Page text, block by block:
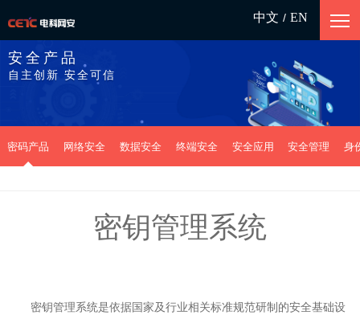
中文 / EN
安全产品
自主创新 安全可信
密码产品 网络安全 数据安全 终端安全 安全应用 安全管理 身
密钥管理系统
密钥管理系统是依据国家及行业相关标准规范研制的安全基础设